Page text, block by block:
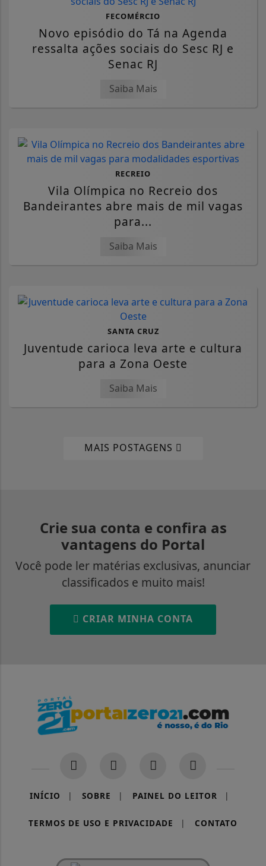
FECOMÉRCIO
Novo episódio do Tá na Agenda
ressalta ações sociais do Sesc RJ e
Senac RJ
Saiba Mais
RECREIO
Vila Olímpica no Recreio dos
Bandeirantes abre mais de mil vagas
para...
Saiba Mais
SANTA CRUZ
Juventude carioca leva arte e cultura
para a Zona Oeste
Saiba Mais
MAIS POSTAGENS
Crie sua conta e confira as
vantagens do Portal
Você pode ler matérias exclusivas, anunciar
classificados e muito mais!
CRIAR MINHA CONTA
INÍCIO | SOBRE | PAINEL DO LEITOR |
TERMOS DE USO E PRIVACIDADE | CONTATO
Termos de Uso e Privacidade
experiência de navegação. Ao continuar o acesso,